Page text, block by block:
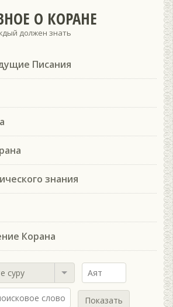
О КОРАНЕ
должен знать
Писания
знания
Корана
суру
Показать